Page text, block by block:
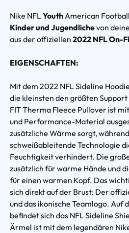
Nike NFLYouth American
Kinder und Jugendlichevon
aus der offiziellen 2022 NFL On-
EIGENSCHAFTEN:
Mit dem 2022 NFL Sideline
die kleinsten den größten
FIT Therma Fleece Pullover ist
und Performance-Material
zusätzliche Wärme sorgt,
schweißableitende Technologie
Feuchtigkeit verhindert. Die
zusätzlich für warme Hände und
für einen warmen Kopf. Das
sich direkt auf der Brust: Der
und das ikonische Teamlogo. Auf
befindet sich das NFL Sideline
Ärmel ist mit dem legendären